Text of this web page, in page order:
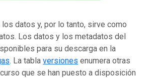
datos y, por lo tanto, sirve como
Los datos y los metadatos del
para su descarga en la
. La tabla versiones enumera otras
que se han puesto a disposición